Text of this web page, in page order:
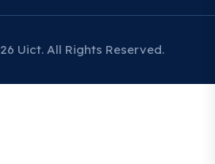
Uict. All Rights Reserved.